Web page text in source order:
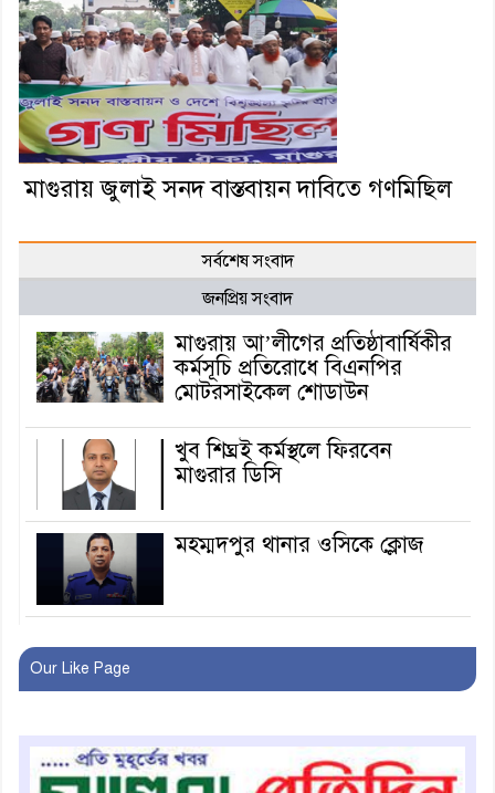
মাগুরায় জুলাই সনদ বাস্তবায়ন দাবিতে গণমিছিল
সর্বশেষ সংবাদ
জনপ্রিয় সংবাদ
মাগুরায় আ’লীগের প্রতিষ্ঠাবার্ষিকীর
কর্মসূচি প্রতিরোধে বিএনপির
মোটরসাইকেল শোডাউন
খুব শিঘ্রই কর্মস্থলে ফিরবেন
মাগুরার ডিসি
মহম্মদপুর থানার ওসিকে ক্লোজ
কোলে
শ্রীপুরে শ্লীলতাহানির অভিযোগে
বিক্ষোভ-সিসি ক্যামেরা ফুটেজ
Our Like Page